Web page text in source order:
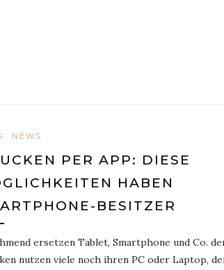
NEWS
PER APP: DIESE
HABEN
BESITZER
ersetzen Tablet, Smartphone und Co.
nutzen viele noch ihren PC oder Laptop,